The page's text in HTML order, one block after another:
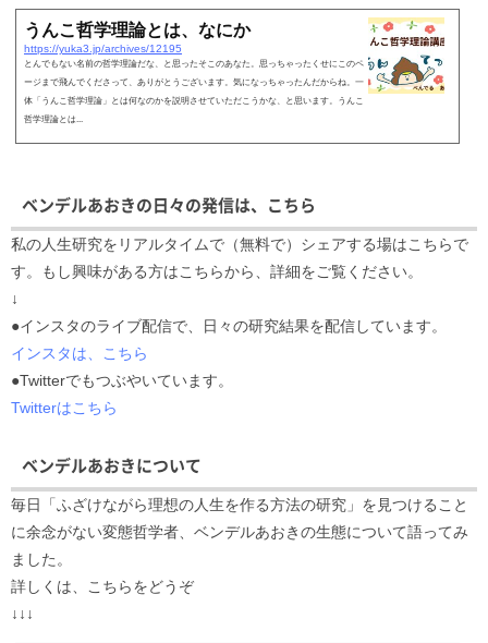
うんこ哲学理論とは、なにか
https://yuka3.jp/archives/12195
とんでもない名前の哲学理論だな、と思ったそこのあなた。思っちゃったくせにこのペ
ージまで飛んでくださって、ありがとうございます。気になっちゃったんだからね。一
体「うんこ哲学理論」とは何なのかを説明させていただこうかな、と思います。うんこ
哲学理論とは...
ベンデルあおきの日々の発信は、こちら
私の人生研究をリアルタイムで（無料で）シェアする場はこちらで
す。もし興味がある方はこちらから、詳細をご覧ください。
↓
●インスタのライブ配信で、日々の研究結果を配信しています。
インスタは、こちら
●Twitterでもつぶやいています。
Twitterはこちら
ベンデルあおきについて
毎日「ふざけながら理想の人生を作る方法の研究」を見つけること
に余念がない変態哲学者、ベンデルあおきの生態について語ってみ
ました。
詳しくは、こちらをどうぞ
↓↓↓